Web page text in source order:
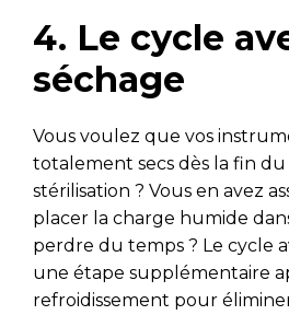
4. Le cycle
séchage
Vous voulez que vos
totalement secs dès la fin du
stérilisation ? Vous en avez
placer la charge humide
perdre du temps ? Le cycle
une étape supplémentaire
refroidissement pour